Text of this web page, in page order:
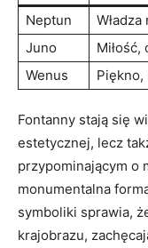
Neptun
Juno
Wenus
Piękno,
Fontanny stają się
estetycznej, lecz
przypominającym o
monumentalna
symboliki sprawia,
krajobrazu,